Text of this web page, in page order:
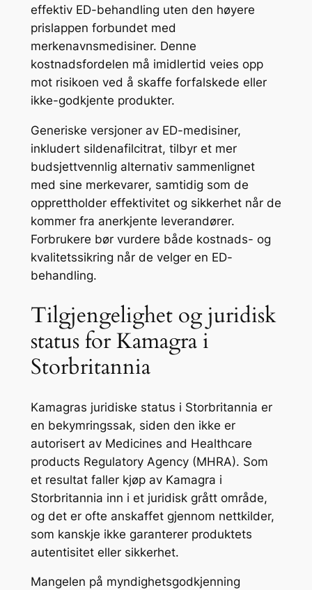
effektiv ED-behandling uten den høyere
prislappen forbundet med
merkenavnsmedisiner. Denne
kostnadsfordelen må imidlertid veies opp
mot risikoen ved å skaffe forfalskede eller
ikke-godkjente produkter.
Generiske versjoner av ED-medisiner,
inkludert sildenafilcitrat, tilbyr et mer
budsjettvennlig alternativ sammenlignet
med sine merkevarer, samtidig som de
opprettholder effektivitet og sikkerhet når de
kommer fra anerkjente leverandører.
Forbrukere bør vurdere både kostnads- og
kvalitetssikring når de velger en ED-
behandling.
Tilgjengelighet og juridisk
status for Kamagra i
Storbritannia
Kamagras juridiske status i Storbritannia er
en bekymringssak, siden den ikke er
autorisert av Medicines and Healthcare
products Regulatory Agency (MHRA). Som
et resultat faller kjøp av Kamagra i
Storbritannia inn i et juridisk grått område,
og det er ofte anskaffet gjennom nettkilder,
som kanskje ikke garanterer produktets
autentisitet eller sikkerhet.
Mangelen på myndighetsgodkjenning